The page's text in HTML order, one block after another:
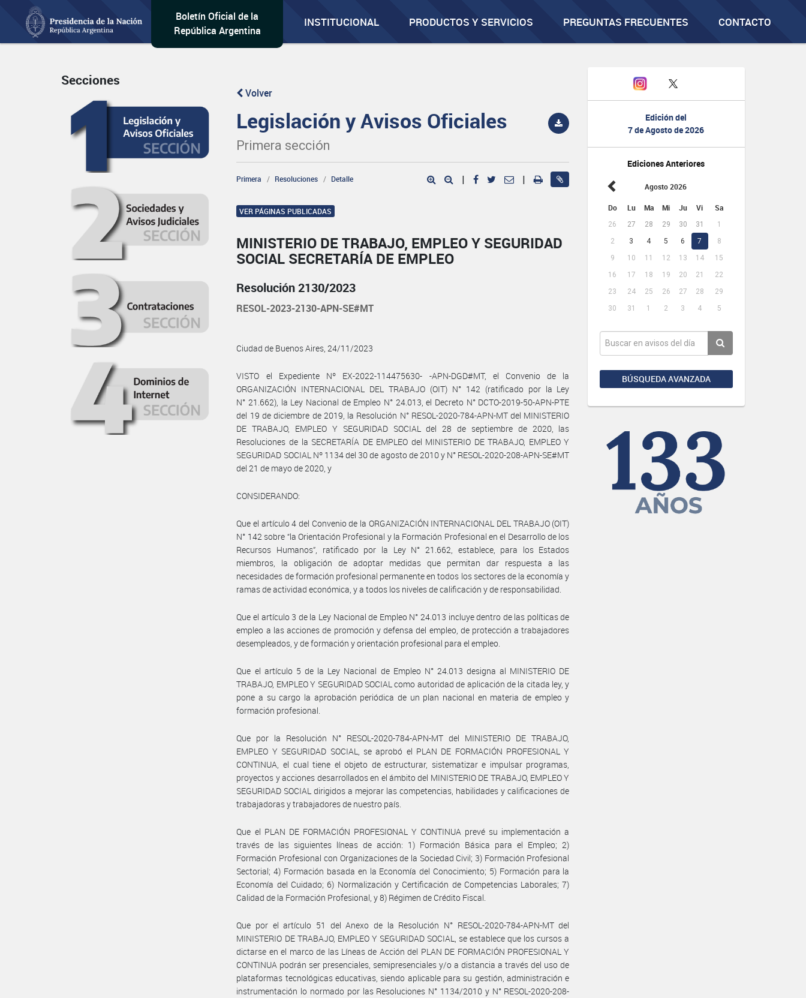
Boletín Oficial de la
República Argentina
INSTITUCIONAL PRODUCTOS Y SERVICIOS PREGUNTAS FRECUENTES CONTACTO
Edición del
7 de Agosto de 2026
Ediciones Anteriores
Agosto 2026
Do Lu Ma Mi Ju Vi Sa
26 27 28 29 30 31
1
2
3 4 5 6 7
8
9
10 11 12 13 14
15
16
17 18 19 20 21
22
23
24 25 26 27 28
29
30
31 1 2 3 4 5
BÚSQUEDA AVANZADA
Secciones
Volver
Legislación y Avisos Oficiales
Primera sección
Primera Resoluciones Detalle | |
VER PÁGINAS PUBLICADAS
MINISTERIO DE TRABAJO, EMPLEO Y SEGURIDAD
SOCIAL SECRETARÍA DE EMPLEO
Resolución 2130/2023
RESOL-2023-2130-APN-SE#MT
Ciudad de Buenos Aires, 24/11/2023
VISTO el Expediente Nº EX-2022-114475630- -APN-DGD#MT, el Convenio de la
ORGANIZACIÓN INTERNACIONAL DEL TRABAJO (OIT) N° 142 (ratificado por la Ley
N° 21.662), la Ley Nacional de Empleo N° 24.013, el Decreto N° DCTO-2019-50-APN-PTE
del 19 de diciembre de 2019, la Resolución N° RESOL-2020-784-APN-MT del MINISTERIO
DE TRABAJO, EMPLEO Y SEGURIDAD SOCIAL del 28 de septiembre de 2020, las
Resoluciones de la SECRETARÍA DE EMPLEO del MINISTERIO DE TRABAJO, EMPLEO Y
SEGURIDAD SOCIAL Nº 1134 del 30 de agosto de 2010 y N° RESOL-2020-208-APN-SE#MT
del 21 de mayo de 2020, y
CONSIDERANDO:
Que el artículo 4 del Convenio de la ORGANIZACIÓN INTERNACIONAL DEL TRABAJO (OIT)
N° 142 sobre “la Orientación Profesional y la Formación Profesional en el Desarrollo de los
Recursos Humanos”, ratificado por la Ley N° 21.662, establece, para los Estados
miembros, la obligación de adoptar medidas que permitan dar respuesta a las
necesidades de formación profesional permanente en todos los sectores de la economía y
ramas de actividad económica, y a todos los niveles de calificación y de responsabilidad.
Que el artículo 3 de la Ley Nacional de Empleo N° 24.013 incluye dentro de las políticas de
empleo a las acciones de promoción y defensa del empleo, de protección a trabajadores
desempleados, y de formación y orientación profesional para el empleo.
Que el artículo 5 de la Ley Nacional de Empleo N° 24.013 designa al MINISTERIO DE
TRABAJO, EMPLEO Y SEGURIDAD SOCIAL como autoridad de aplicación de la citada ley, y
pone a su cargo la aprobación periódica de un plan nacional en materia de empleo y
formación profesional.
Que por la Resolución N° RESOL-2020-784-APN-MT del MINISTERIO DE TRABAJO,
EMPLEO Y SEGURIDAD SOCIAL, se aprobó el PLAN DE FORMACIÓN PROFESIONAL Y
CONTINUA, el cual tiene el objeto de estructurar, sistematizar e impulsar programas,
proyectos y acciones desarrollados en el ámbito del MINISTERIO DE TRABAJO, EMPLEO Y
SEGURIDAD SOCIAL dirigidos a mejorar las competencias, habilidades y calificaciones de
trabajadoras y trabajadores de nuestro país.
Que el PLAN DE FORMACIÓN PROFESIONAL Y CONTINUA prevé su implementación a
través de las siguientes líneas de acción: 1) Formación Básica para el Empleo; 2)
Formación Profesional con Organizaciones de la Sociedad Civil; 3) Formación Profesional
Sectorial; 4) Formación basada en la Economía del Conocimiento; 5) Formación para la
Economía del Cuidado; 6) Normalización y Certificación de Competencias Laborales; 7)
Calidad de la Formación Profesional, y 8) Régimen de Crédito Fiscal.
Que por el artículo 51 del Anexo de la Resolución N° RESOL-2020-784-APN-MT del
MINISTERIO DE TRABAJO, EMPLEO Y SEGURIDAD SOCIAL, se establece que los cursos a
dictarse en el marco de las Líneas de Acción del PLAN DE FORMACIÓN PROFESIONAL Y
CONTINUA podrán ser presenciales, semipresenciales y/o a distancia a través del uso de
plataformas tecnológicas educativas, siendo aplicable para su gestión, administración e
instrumentación lo normado por las Resoluciones N° 1134/2010 y N° RESOL-2020-208-